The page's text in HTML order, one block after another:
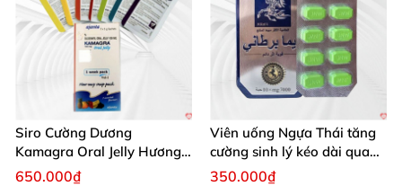
Siro Cường Dương
Kamagra Oral Jelly Hương
Trái Cây Một Hộp 7 Gói
650.000₫
Viên uống Ngựa Thái tăng
cường sinh lý kéo dài quan
hệ
350.000₫